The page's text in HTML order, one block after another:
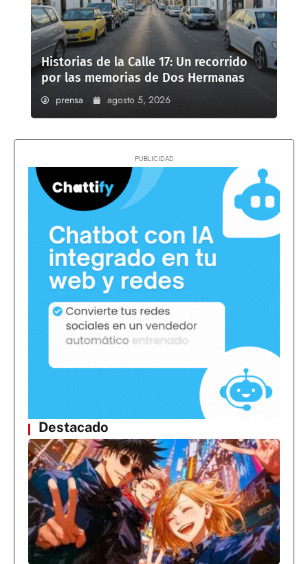
Historias de la Calle 17: Un recorrido
por las memorias de Dos Hermanas
prensa agosto 5, 2026
Destacado